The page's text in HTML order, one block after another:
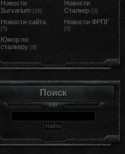
Новости
Survarium [18]
Новости
Сталкер [3]
Новости сайта
[5]
Новости ФРПГ
[0]
Юмор по
сталкеру [8]
Поиск